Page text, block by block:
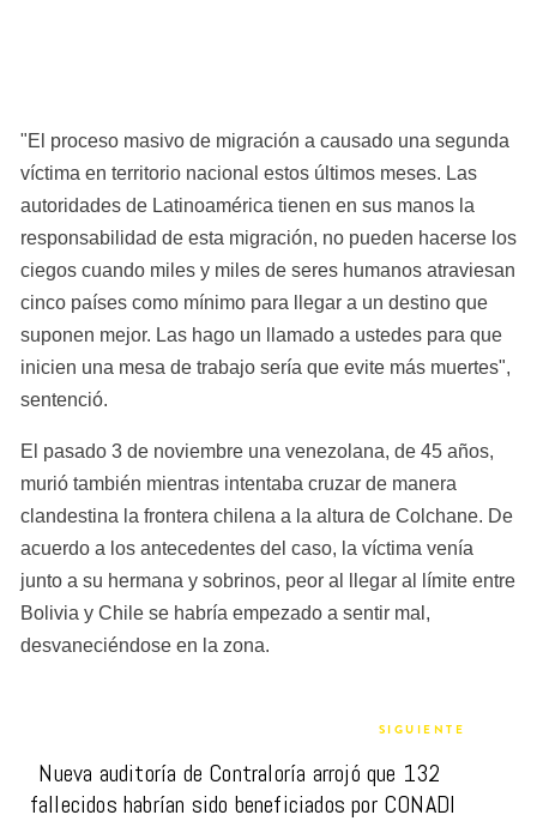
"El proceso masivo de migración a causado una segunda
víctima en territorio nacional estos últimos meses. Las
autoridades de Latinoamérica tienen en sus manos la
responsabilidad de esta migración, no pueden hacerse los
ciegos cuando miles y miles de seres humanos atraviesan
cinco países como mínimo para llegar a un destino que
suponen mejor. Las hago un llamado a ustedes para que
inicien una mesa de trabajo sería que evite más muertes",
sentenció.
El pasado 3 de noviembre una venezolana, de 45 años,
murió también mientras intentaba cruzar de manera
clandestina la frontera chilena a la altura de Colchane. De
acuerdo a los antecedentes del caso, la víctima venía
junto a su hermana y sobrinos, peor al llegar al límite entre
Bolivia y Chile se habría empezado a sentir mal,
desvaneciéndose en la zona.
SIGUIENTE
Nueva auditoría de Contraloría arrojó que 132
fallecidos habrían sido beneficiados por CONADI